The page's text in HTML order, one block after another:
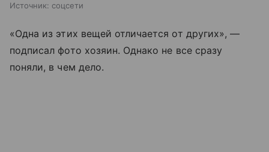
Источник: соцсети
«Одна из этих вещей отличается от других», —
подписал фото хозяин. Однако не все сразу
поняли, в чем дело.